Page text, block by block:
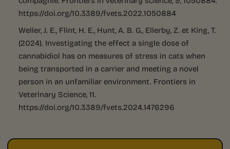
https://doi.org/10.3389/fvets.2022.1050884
Weller, J. E., Flint, H. E., Hunt, A. B. G., Ellerby, Z. et King, T.
(2024). Investigating the effect a single dose of
cannabidiol has on measures of stress in cats when
being transported in a carrier and meeting a novel
person in an unfamiliar environment. Frontiers in
Veterinary Science, 11.
https://doi.org/10.3389/fvets.2024.1476296